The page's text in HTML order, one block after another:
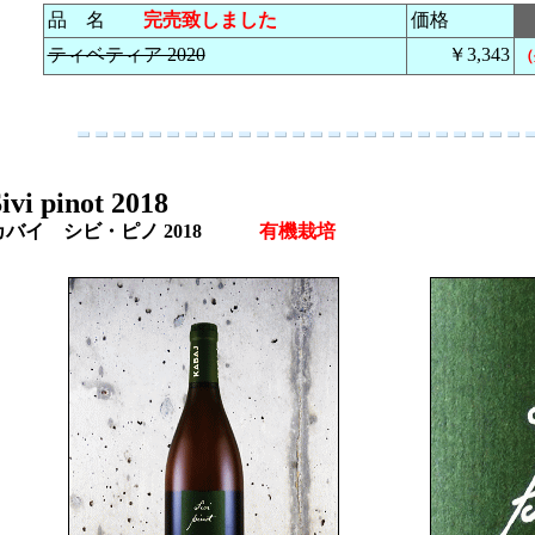
品 名 完売致しました
価格
ティベティア 2020
￥3,343
pinot 2018
バイ シビ・ピノ 2018 有機栽培